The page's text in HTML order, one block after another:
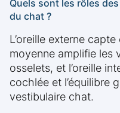
Quels sont les rôles
du chat ?
L’oreille externe
moyenne amplifie les
osselets, et l’oreille
cochlée et l’équilibre
vestibulaire chat.